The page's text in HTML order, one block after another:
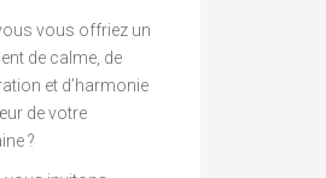
vous offriez un
de calme, de
et d’harmonie
de votre
?